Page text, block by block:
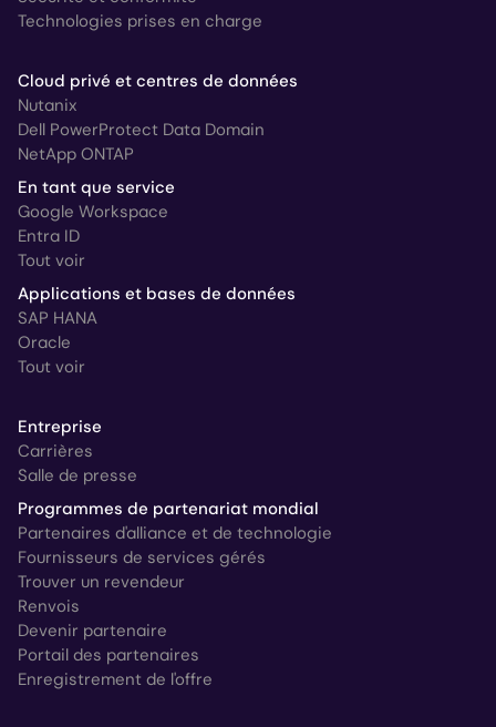
Technologies prises en charge
Cloud privé et centres de données
Nutanix
Dell PowerProtect Data Domain
NetApp ONTAP
En tant que service
Google Workspace
Entra ID
Tout voir
Applications et bases de données
SAP HANA
Oracle
Tout voir
Entreprise
Carrières
Salle de presse
Programmes de partenariat mondial
Partenaires d'alliance et de technologie
Fournisseurs de services gérés
Trouver un revendeur
Renvois
Devenir partenaire
Portail des partenaires
Enregistrement de l'offre